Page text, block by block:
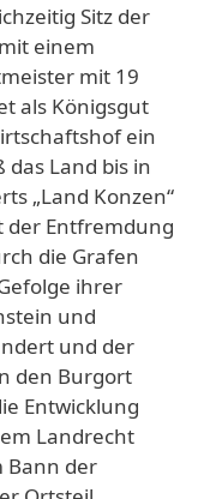
Sitz der
einem
mit 19
als Königsgut
ein
Land bis in
„Land Konzen“
der Entfremdung
die Grafen
ihrer
und
und der
den Burgort
Entwicklung
Landrecht
Bann der